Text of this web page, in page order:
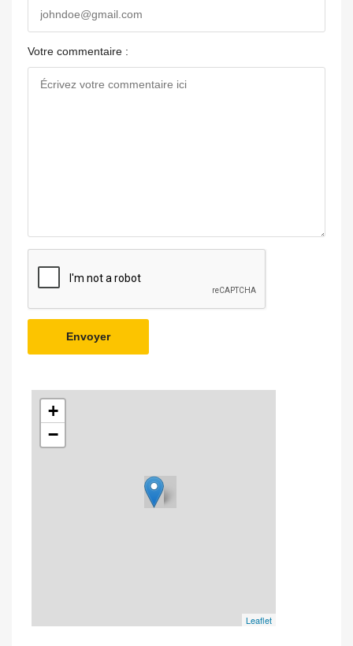
Votre commentaire :
Envoyer
+
−
Leaflet